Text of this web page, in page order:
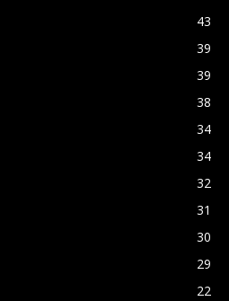
43
39
39
38
34
34
32
31
30
29
22